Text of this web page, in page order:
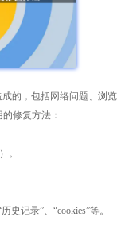
的，包括网络问题、浏览
修复方法：
。
记录”、“cookies”等。